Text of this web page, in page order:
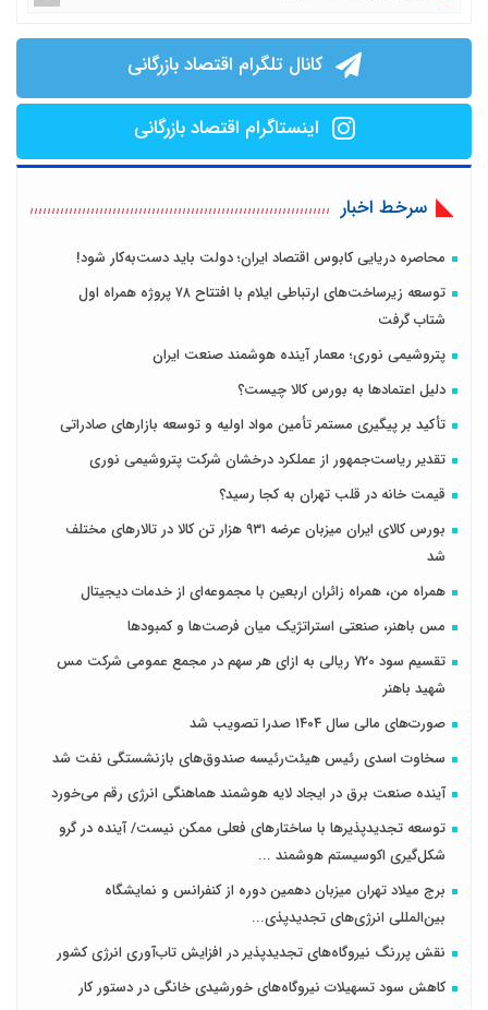
کانال تلگرام اقتصاد بازرگانی
اینستاگرام اقتصاد بازرگانی
سرخط اخبار
محاصره دریایی کابوس اقتصاد ایران؛ دولت باید دست‌به‌کار شود!
توسعه زیرساخت‌های ارتباطی ایلام با افتتاح ۷۸ پروژه همراه اول
شتاب گرفت
پتروشیمی نوری؛ معمار آینده هوشمند صنعت ایران
دلیل اعتمادها به بورس کالا چیست؟
تأکید بر پیگیری مستمر تأمین مواد اولیه و توسعه بازارهای صادراتی
تقدیر ریاست‌جمهور از عملکرد درخشان شرکت پتروشیمی نوری
قیمت خانه در قلب تهران به کجا رسید؟
بورس کالای ایران میزبان عرضه ۹۳۱ هزار تن کالا در تالارهای مختلف
شد
همراه من، همراه زائران اربعین با مجموعه‌ای از خدمات دیجیتال
مس باهنر، صنعتی استراتژیک میان فرصت‌ها و کمبودها
تقسیم سود 720 ریالی به ازای هر سهم در مجمع عمومی شرکت مس
شهید باهنر
صورت‌های مالی سال ۱۴۰۴ صدرا تصویب شد
سخاوت اسدی رئیس هیئت‌رئیسه صندوق‌های بازنشستگی نفت شد
آینده صنعت برق در ایجاد لایه هوشمند هماهنگی انرژی رقم می‌خورد
توسعه تجدیدپذیرها با ساختارهای فعلی ممکن نیست/ آینده در گرو
شکل‌گیری اکوسیستم هوشمند ...
برج میلاد تهران میزبان دهمین دوره از کنفرانس و نمایشگاه
بین‌المللی انرژی‌های تجدیدپذی...
نقش پررنگ نیروگاه‌های تجدیدپذیر در افزایش تاب‌آوری انرژی کشور
کاهش سود تسهیلات نیروگاه‌های خورشیدی خانگی در دستور کار